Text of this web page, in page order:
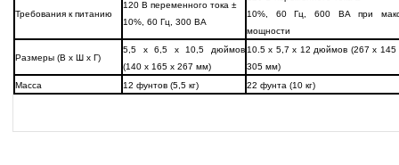
Требования к питанию
120 В переменного тока ±
10%, 60 Гц, 300 ВА
10%, 60 Гц, 600 ВА при
мощности
Размеры (В x Ш x Г)
5,5 x 6,5 x 10,5 дюймов
(140 x 165 x 267 мм)
10.5 x 5,7 x 12 дюймов (267 x 145
305 мм)
Масса
12 фунтов (5,5 кг) 22 фунта (10 кг)